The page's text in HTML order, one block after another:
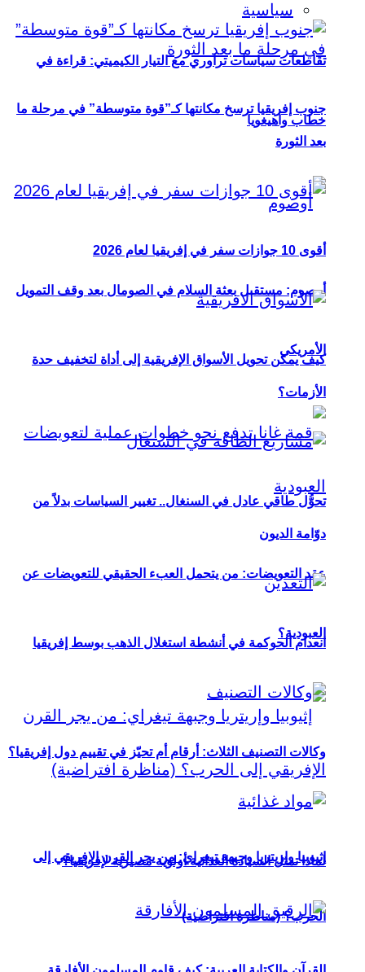
تقاطعات سياسات تراوري مع التيار الكيميتي: قراءة في
خطاب واهيغويا
أوصوم: مستقبل بعثة السلام في الصومال بعد وقف التمويل
الأمريكي
عقد التعويضات: من يتحمل العبء الحقيقي للتعويضات عن
العبودية؟
إثيوبيا وإريتريا وجبهة تيغراي: من يجر القرن الإفريقي إلى
الحرب؟ (مناظرة افتراضية)
سياسية
جنوب إفريقيا ترسخ مكانتها كـ”قوة متوسطة” في مرحلة ما
بعد الثورة
أقوى 10 جوازات سفر في إفريقيا لعام 2026
كيف يمكن تحويل الأسواق الإفريقية إلى أداة لتخفيف حدة
الأزمات؟
تحوُّل طاقي عادل في السنغال.. تغيير السياسات بدلاً من
دوّامة الديون
انعدام الحوكمة في أنشطة استغلال الذهب بوسط إفريقيا
وكالات التصنيف الثلاث: أرقام أم تحيّز في تقييم دول إفريقيا؟
لماذا تمثل السيادة الغذائية أولوية مصيرية لإفريقيا؟